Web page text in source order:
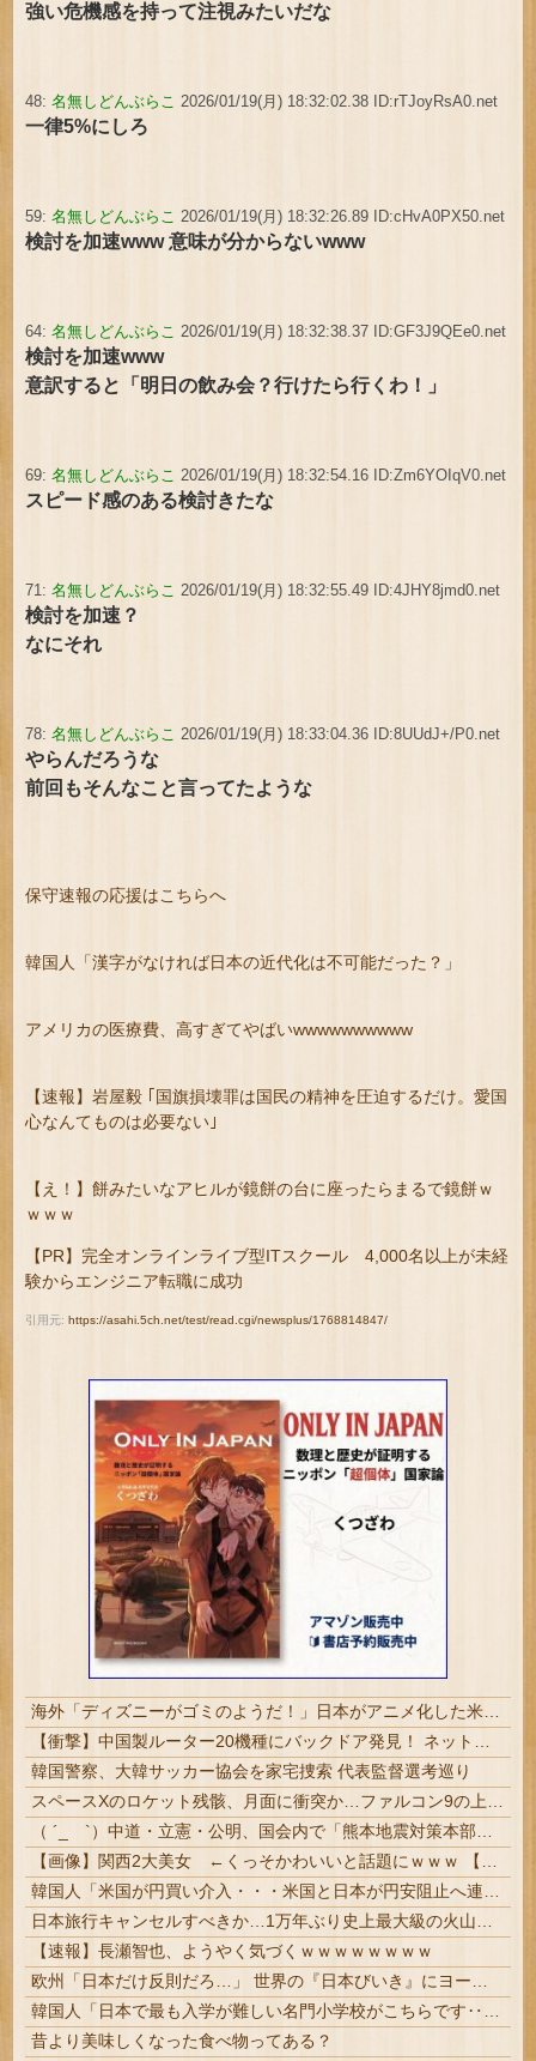
強い危機感を持って注視みたいだな
48:名無しどんぶらこ 2026/01/19(月) 18:32:02.38 ID:rTJoyRsA0.net
一律5%にしろ
59:名無しどんぶらこ 2026/01/19(月) 18:32:26.89 ID:cHvA0PX50.net
検討を加速www 意味が分からないwww
64:名無しどんぶらこ 2026/01/19(月) 18:32:38.37 ID:GF3J9QEe0.net
検討を加速www
意訳すると「明日の飲み会？行けたら行くわ！」
69:名無しどんぶらこ 2026/01/19(月) 18:32:54.16 ID:Zm6YOIqV0.net
スピード感のある検討きたな
71:名無しどんぶらこ 2026/01/19(月) 18:32:55.49 ID:4JHY8jmd0.net
検討を加速？
なにそれ
78:名無しどんぶらこ 2026/01/19(月) 18:33:04.36 ID:8UUdJ+/P0.net
やらんだろうな
前回もそんなこと言ってたような
保守速報の応援はこちらへ
韓国人「漢字がなければ日本の近代化は不可能だった？」
アメリカの医療費、高すぎてやばいwwwwwwwwww
【速報】岩屋毅 ｢国旗損壊罪は国民の精神を圧迫するだけ。愛国
心なんてものは必要ない｣
【え！】餅みたいなアヒルが鏡餅の台に座ったらまるで鏡餅ｗ
ｗｗｗ
【PR】完全オンラインライブ型ITスクール 4,000名以上が未経
験からエンジニア転職に成功
引用元:https://asahi.5ch.net/test/read.cgi/newsplus/1768814847/
韓国警察、大韓サッカー協会を家宅捜索 代表監督選考巡り
【速報】長瀬智也、ようやく気づくｗｗｗｗｗｗｗｗ
昔より美味しくなった食べ物ってある？